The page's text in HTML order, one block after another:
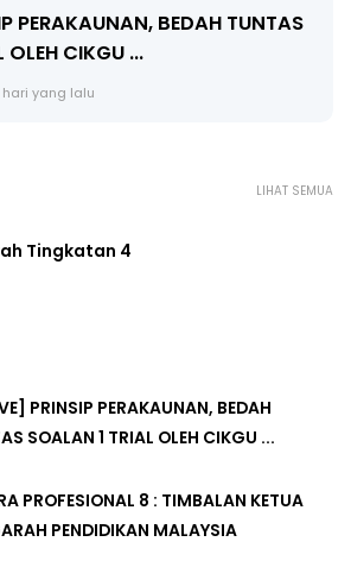
PENDIDIKAN MALAYSIA
9 hari yang lalu
LIHAT SEMUA
Tingkatan 4
PRINSIP PERAKAUNAN, BEDAH
SOALAN 1 TRIAL OLEH CIKGU ...
PROFESIONAL 8 : TIMBALAN KETUA
PENDIDIKAN MALAYSIA